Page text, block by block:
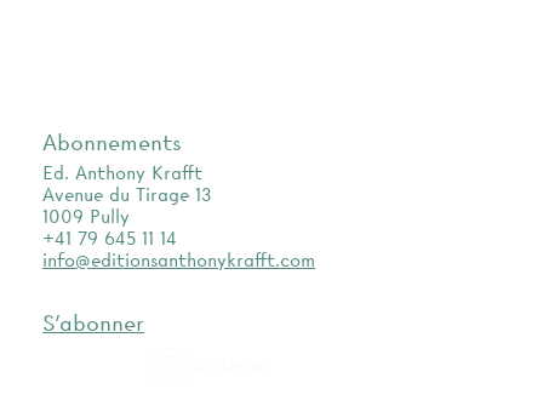
Abonnements
Ed. Anthony Krafft
Avenue du Tirage 13
1009 Pully
+41 79 645 11 14
info@editionsanthonykrafft.com
S'abonner